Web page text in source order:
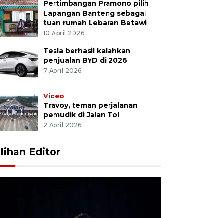
Pertimbangan Pramono pilih
Lapangan Banteng sebagai
tuan rumah Lebaran Betawi
10 April 2026
Tesla berhasil kalahkan
penjualan BYD di 2026
7 April 2026
Video
Travoy, teman perjalanan
pemudik di Jalan Tol
2 April 2026
Editor